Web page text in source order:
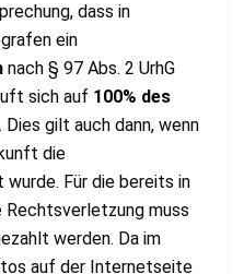
dass in
ein
nach § 97 Abs. 2 UrhG
sich auf 100% des
. Dies gilt auch dann, wenn
die
Für die bereits in
muss
werden. Da im
auf der Internetseite